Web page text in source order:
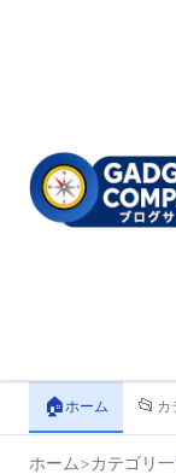
🏠ホーム 📂 カ
ホーム>カテゴリ